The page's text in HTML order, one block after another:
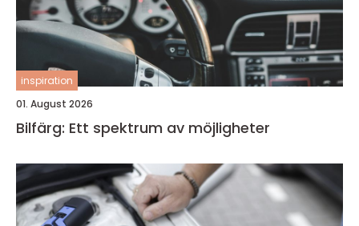
inspiration
01. August 2026
Bilfärg: Ett spektrum av möjligheter